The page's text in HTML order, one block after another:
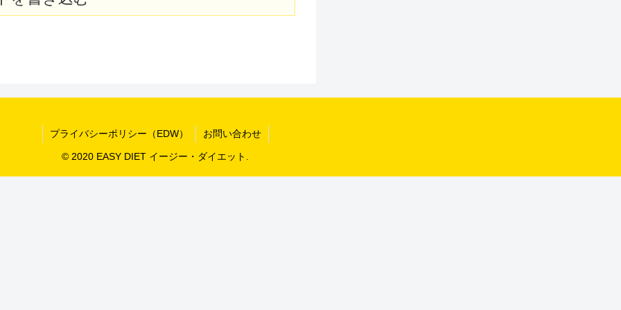
プライバシーポリシー（EDW） お問い合わせ
© 2020 EASY DIET イージー・ダイエット.